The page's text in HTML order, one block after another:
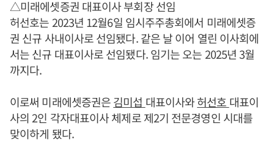
△미래에셋증권 대표이사 부회장 선임
허선호는 2023년 12월6일 임시주주총회에서 미래에셋증
권 신규 사내이사로 선임됐다. 같은 날 이어 열린 이사회에
서는 신규 대표이사로 선임됐다. 임기는 오는 2025년 3월
까지다.
이로써 미래에셋증권은김미섭 대표이사와허선호 대표이
사의 2인 각자대표이사 체제로 제2기 전문경영인 시대를
맞이하게 됐다.